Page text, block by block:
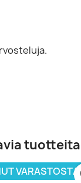
VARASTOSTA